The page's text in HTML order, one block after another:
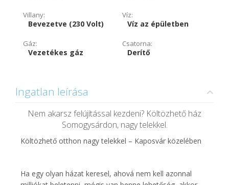
Villany:
Bevezetve (230 Volt)
Víz:
Víz az épületben
Gáz:
Vezetékes gáz
Csatorna:
Derítő
Ingatlan leírása
Nem akarsz felújítással kezdeni? Költözhető ház
Somogysárdon, nagy telekkel.
Költözhető otthon nagy telekkel – Kaposvár közelében
Ha egy olyan házat keresel, ahová nem kell azonnal